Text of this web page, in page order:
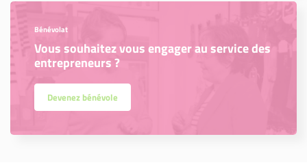
Bénévolat
Vous souhaitez vous engager au service des
entrepreneurs ?
Devenez bénévole